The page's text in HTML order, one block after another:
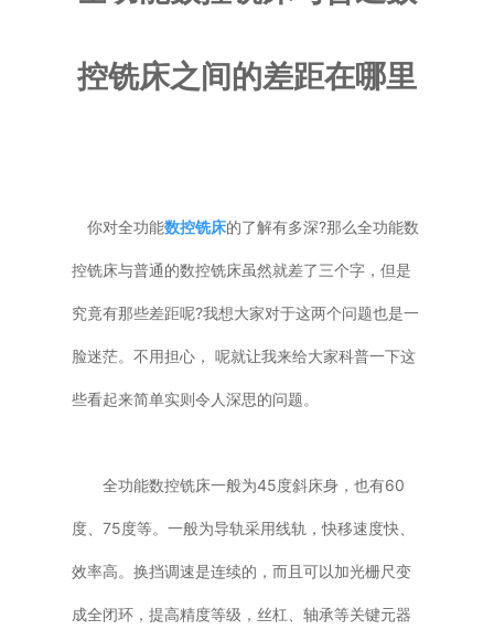
其他机床
控铣床之间的差距在哪里
你对全功能数控铣床的了解有多深?那么全功能数
控铣床与普通的数控铣床虽然就差了三个字，但是
究竟有那些差距呢?我想大家对于这两个问题也是一
脸迷茫。不用担心， 呢就让我来给大家科普一下这
些看起来简单实则令人深思的问题。
全功能数控铣床一般为45度斜床身，也有60
度、75度等。一般为导轨采用线轨，快移速度快、
效率高。换挡调速是连续的，而且可以加光栅尺变
成全闭环，提高精度等级，丝杠、轴承等关键元器